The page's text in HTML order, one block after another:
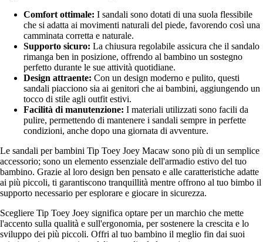
Comfort ottimale: I sandali sono dotati di una suola flessibile
che si adatta ai movimenti naturali del piede, favorendo così una
camminata corretta e naturale.
Supporto sicuro: La chiusura regolabile assicura che il sandalo
rimanga ben in posizione, offrendo al bambino un sostegno
perfetto durante le sue attività quotidiane.
Design attraente: Con un design moderno e pulito, questi
sandali piacciono sia ai genitori che ai bambini, aggiungendo un
tocco di stile agli outfit estivi.
Facilità di manutenzione: I materiali utilizzati sono facili da
pulire, permettendo di mantenere i sandali sempre in perfette
condizioni, anche dopo una giornata di avventure.
Le sandali per bambini Tip Toey Joey Macaw sono più di un semplice
accessorio; sono un elemento essenziale dell'armadio estivo del tuo
bambino. Grazie al loro design ben pensato e alle caratteristiche adatte
ai più piccoli, ti garantiscono tranquillità mentre offrono al tuo bimbo il
supporto necessario per esplorare e giocare in sicurezza.
Scegliere Tip Toey Joey significa optare per un marchio che mette
l'accento sulla qualità e sull'ergonomia, per sostenere la crescita e lo
sviluppo dei più piccoli. Offri al tuo bambino il meglio fin dai suoi